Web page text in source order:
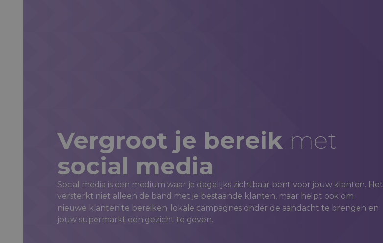
Vergroot je bereik met
social media
Social media is een medium waar je dagelijks zichtbaar bent voor jouw klanten. Het
versterkt niet alleen de band met je bestaande klanten, maar helpt ook om
nieuwe klanten te bereiken, lokale campagnes onder de aandacht te brengen en
jouw supermarkt een gezicht te geven.